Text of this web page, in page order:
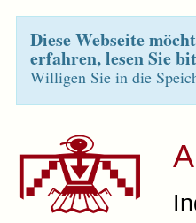
Diese Webseite
erfahren, lesen Sie
Willigen Sie in die